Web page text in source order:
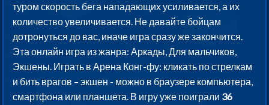
туром скорость бега нападающих усиливается, а их
количество увеличивается. Не давайте бойцам
дотронуться до вас, иначе игра сразу же закончится.
Эта онлайн игра из жанра: Аркады, Для мальчиков,
Экшены. Играть в Арена Конг-фу: кликать по стрелкам
и бить врагов – экшен - можно в браузере компьютера,
смартфона или планшета. В игру уже поиграли 36